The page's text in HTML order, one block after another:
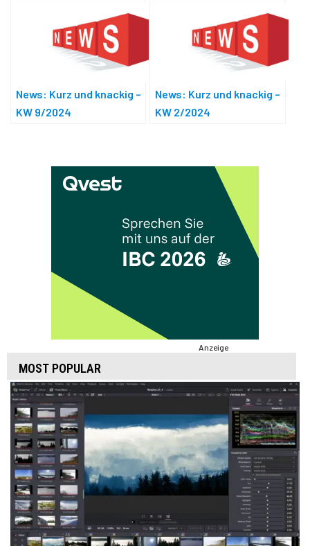
News: Kurz und knackig –
KW 9/2024
News: Kurz und knackig –
KW 2/2024
Anzeige
MOST POPULAR